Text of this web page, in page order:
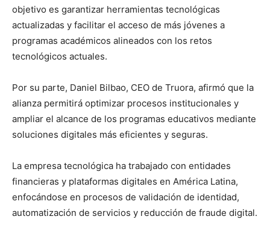
objetivo es garantizar herramientas tecnológicas
actualizadas y facilitar el acceso de más jóvenes a
programas académicos alineados con los retos
tecnológicos actuales.
Por su parte, Daniel Bilbao, CEO de Truora, afirmó que la
alianza permitirá optimizar procesos institucionales y
ampliar el alcance de los programas educativos mediante
soluciones digitales más eficientes y seguras.
La empresa tecnológica ha trabajado con entidades
financieras y plataformas digitales en América Latina,
enfocándose en procesos de validación de identidad,
automatización de servicios y reducción de fraude digital.